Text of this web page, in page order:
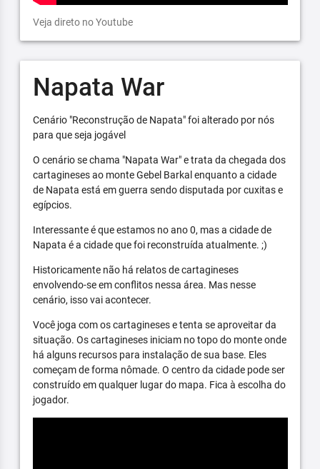
Veja direto no Youtube
Napata War
Cenário "Reconstrução de Napata" foi alterado por nós
para que seja jogável
O cenário se chama "Napata War" e trata da chegada dos
cartagineses ao monte Gebel Barkal enquanto a cidade
de Napata está em guerra sendo disputada por cuxitas e
egípcios.
Interessante é que estamos no ano 0, mas a cidade de
Napata é a cidade que foi reconstruída atualmente. ;)
Historicamente não há relatos de cartagineses
envolvendo-se em conflitos nessa área. Mas nesse
cenário, isso vai acontecer.
Você joga com os cartagineses e tenta se aproveitar da
situação. Os cartagineses iniciam no topo do monte onde
há alguns recursos para instalação de sua base. Eles
começam de forma nômade. O centro da cidade pode ser
construído em qualquer lugar do mapa. Fica à escolha do
jogador.